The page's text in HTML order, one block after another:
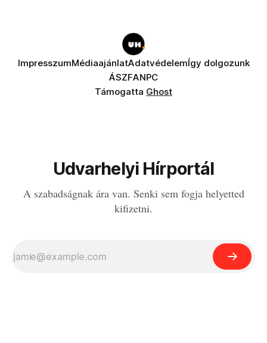
ImpresszumMédiaajánlatAdatvédelemÍgy dolgozunk
ÁSZFANPC
Támogatta Ghost
Udvarhelyi Hírportál
A szabadságnak ára van. Senki sem fogja helyetted
kifizetni.